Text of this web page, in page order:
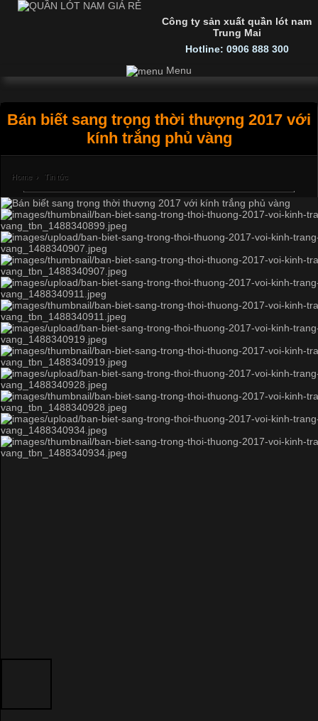
Công ty sản xuất quần lót nam
Trung Mai
Hotline: 0906 888 300
Menu
Bán biết sang trọng thời thượng 2017 với
kính trắng phủ vàng
Home › Tin tức